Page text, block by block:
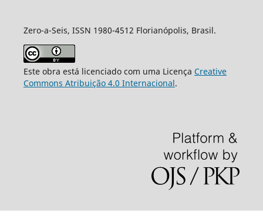
Zero-a-Seis, ISSN 1980-4512 Florianópolis, Brasil.
Este obra está licenciado com uma Licença Creative
Commons Atribuição 4.0 Internacional.